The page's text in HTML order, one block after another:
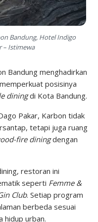
Bandung, Hotel Indigo
– Istimewa
Bandung menghadirkan
posisinya
diningdi Kota Bandung.
Pakar, Karbon tidak
tetapi juga ruang
fire diningdengan
restoran ini
seperti Femme &
Club. Setiap program
berbeda sesuai
hidup urban.